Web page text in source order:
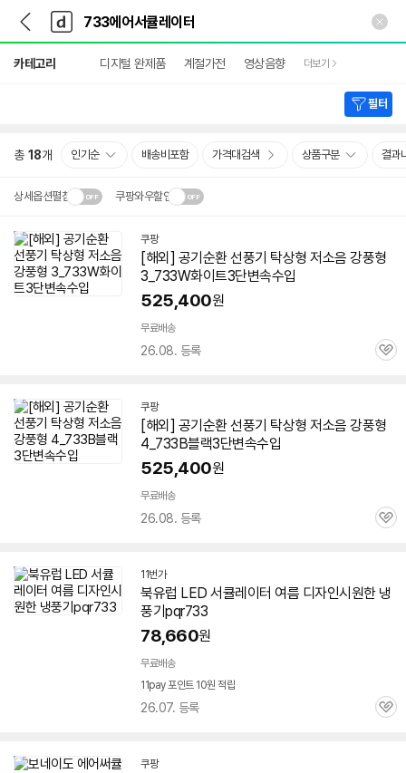
다
나
와
가
기
다
와
메
인
카테고리 디지털 완제품 계절가전 영상음향 더보기
필터
총 18개 인기순 배송비포함 가격대검색 상품구분 결과
상세옵션펼침 쿠팡와우할인
설치 환경·지역에 따라
배송·설치비가 달라집니다.닫
기
쿠팡
[해외] 공기순환 선풍기 탁상형 저소음 강풍형
3_ 733W화이트3단변속수입
525,400원
무료배송
26.08. 등록
관
쿠팡
[해외] 공기순환 선풍기 탁상형 저소음 강풍형
4_ 733B블랙3단변속수입
525,400원
무료배송
26.08. 등록
관
11번가
북유럽 LED 서큘레이터 여름 디자인시원한 냉
풍기pqr733
78,660원
무료배송
11pay 포인트 10원 적립
26.07. 등록
관
쿠팡